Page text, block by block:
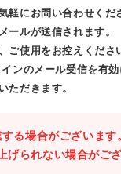
軽にお問い合わせくだ
ールが送信されます。
使用をお控えくださ
ンのメール受信を有効
ただきます。
る場合がございます
られない場合がござ